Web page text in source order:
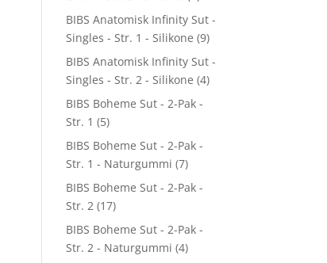
BIBS Anatomisk Infinity Sut -
Singles - Str. 1 - Silikone (9)
BIBS Anatomisk Infinity Sut -
Singles - Str. 2 - Silikone (4)
BIBS Boheme Sut - 2-Pak -
Str. 1 (5)
BIBS Boheme Sut - 2-Pak -
Str. 1 - Naturgummi (7)
BIBS Boheme Sut - 2-Pak -
Str. 2 (17)
BIBS Boheme Sut - 2-Pak -
Str. 2 - Naturgummi (4)